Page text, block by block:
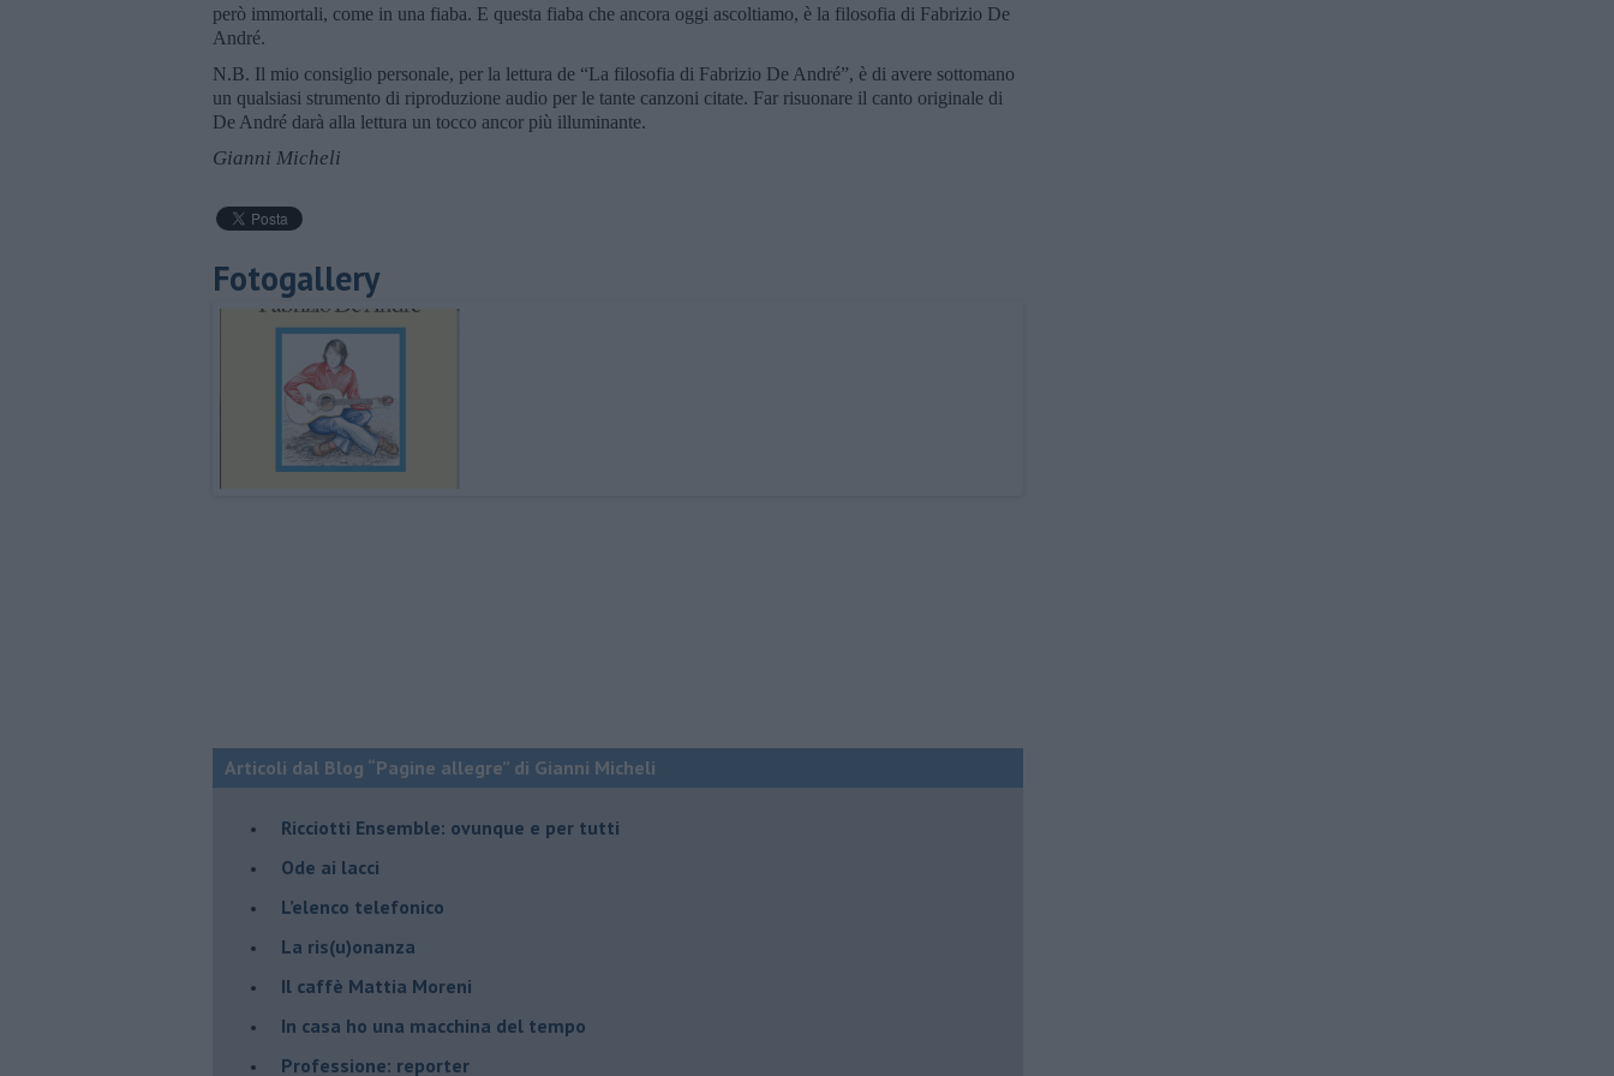
però immortali, come in una fiaba. E questa fiaba che ancora oggi ascoltiamo, è la filosofia di Fabrizio De
André.
N.B. Il mio consiglio personale, per la lettura de “La filosofia di Fabrizio De André”, è di avere sottomano
un qualsiasi strumento di riproduzione audio per le tante canzoni citate. Far risuonare il canto originale di
De André darà alla lettura un tocco ancor più illuminante.
Gianni Micheli
Fotogallery
Articoli dal Blog “Pagine allegre” di Gianni Micheli
​Ricciotti Ensemble: ovunque e per tutti
Ode ai lacci
​L’elenco telefonico
​La ris(u)onanza
​Il caffè Mattia Moreni
​In casa ho una macchina del tempo
Professione: reporter